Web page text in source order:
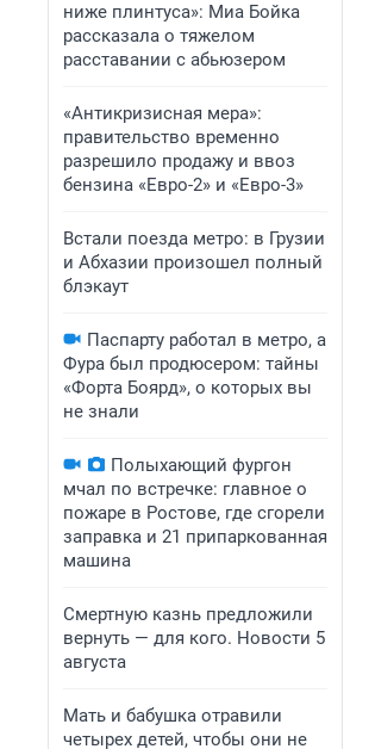
ниже плинтуса»: Миа Бойка
рассказала о тяжелом
расставании с абьюзером
«Антикризисная мера»:
правительство временно
разрешило продажу и ввоз
бензина «Евро-2» и «Евро-3»
Встали поезда метро: в Грузии
и Абхазии произошел полный
блэкаут
Паспарту работал в метро, а
Фура был продюсером: тайны
«Форта Боярд», о которых вы
не знали
Полыхающий фургон
мчал по встречке: главное о
пожаре в Ростове, где сгорели
заправка и 21 припаркованная
машина
Смертную казнь предложили
вернуть — для кого. Новости 5
августа
Мать и бабушка отравили
четырех детей, чтобы они не